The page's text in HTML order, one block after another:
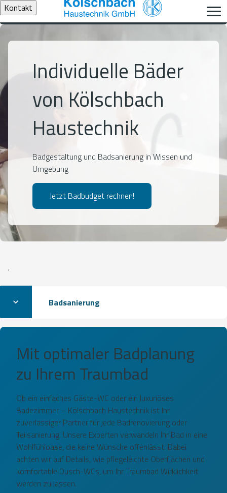
Kontakt
Individuelle Bäder
von Kölschbach
Haustechnik
Badgestaltung und Badsanierung in Wissen und
Umgebung
Jetzt Badbudget rechnen!
'
Badsanierung
Mit optimaler Badplanung
zu Ihrem Traumbad
Ob ein einfaches Gäste-WC oder ein luxuriöses
Badezimmer – Kölschbach Haustechnik ist Ihr
zuverlässiger Partner für jede Badrenovierung oder
Teilsanierung. Unsere Experten verwandeln Ihr Bad in eine
Wohlfühloase, die keine Wünsche offenlässt. Dabei
achten wir auf Details, wie pflegeleichte Oberflächen und
komfortable Dusch-WCs, um Ihr Traumbad Wirklichkeit
werden zu lassen.